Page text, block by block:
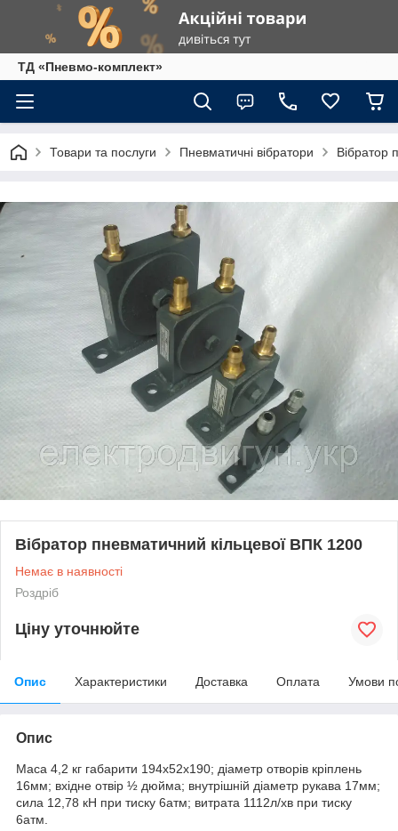
ТД «Пневмо-комплект»
Товари та послуги Пневматичні вібратори Вібратор
Вібратор пневматичний кільцевої ВПК 1200
Немає в наявності
Роздріб
Ціну уточнюйте
Опис Характеристики Доставка Оплата Умови
Опис
Маса 4,2 кг габарити 194х52х190; діаметр отворів кріплень
16мм; вхідне отвір ½ дюйма; внутрішній діаметр рукава 17мм;
сила 12,78 кН при тиску 6атм; витрата 1112л/хв при тиску
6атм.